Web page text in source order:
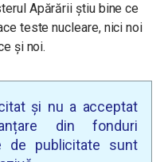
Apărării știu bine ce
teste nucleare, nici noi
și noi.
și nu a acceptat
din fonduri
de publicitate sunt